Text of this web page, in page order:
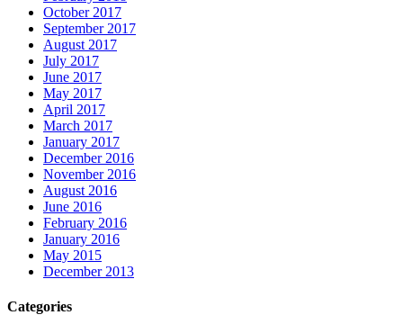
October 2017
September 2017
August 2017
July 2017
June 2017
May 2017
April 2017
March 2017
January 2017
December 2016
November 2016
August 2016
June 2016
February 2016
January 2016
May 2015
December 2013
Categories